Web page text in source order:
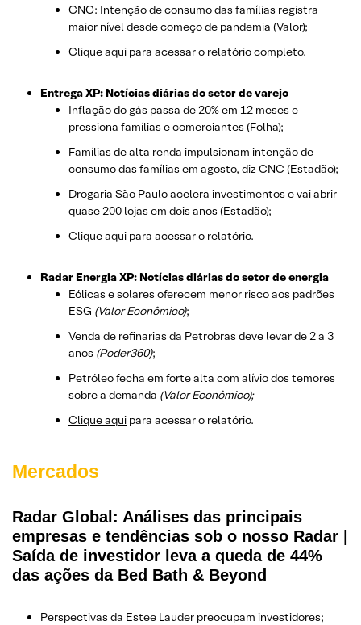
CNC: Intenção de consumo das famílias registra
maior nível desde começo de pandemia (Valor);
Clique aqui para acessar o relatório completo.
Entrega XP: Notícias diárias do setor de varejo
Inflação do gás passa de 20% em 12 meses e
pressiona famílias e comerciantes (Folha);
Famílias de alta renda impulsionam intenção de
consumo das famílias em agosto, diz CNC (Estadão);
Drogaria São Paulo acelera investimentos e vai abrir
quase 200 lojas em dois anos (Estadão);
Clique aqui para acessar o relatório.
Radar Energia XP: Notícias diárias do setor de energia
Eólicas e solares oferecem menor risco aos padrões
ESG (Valor Econômico);
Venda de refinarias da Petrobras deve levar de 2 a 3
anos (Poder360);
Petróleo fecha em forte alta com alívio dos temores
sobre a demanda (Valor Econômico);
Clique aqui para acessar o relatório.
Mercados
Radar Global: Análises das principais
empresas e tendências sob o nosso Radar |
Saída de investidor leva a queda de 44%
das ações da Bed Bath & Beyond
Perspectivas da Estee Lauder preocupam investidores;